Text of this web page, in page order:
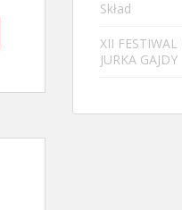
Skład
XII
JURKA GAJDY